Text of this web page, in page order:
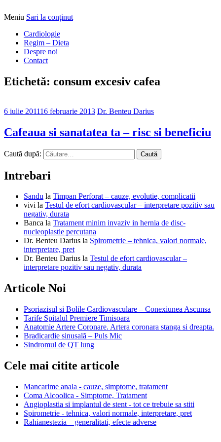
DrBendo.ro
Alimentatia sa iti fie medicatia
Meniu Sari la conținut
Cardiologie
Regim – Dieta
Despre noi
Contact
Etichetă: consum excesiv cafea
6 iulie 201116 februarie 2013 Dr. Benteu Darius
Cafeaua si sanatatea ta – risc si beneficiu
Caută după:
Intrebari
Sandu la Timpan Perforat – cauze, evolutie, complicatii
vivi la Testul de efort cardiovascular – interpretare pozitiv sau
negativ, durata
Banca la Tratament minim invaziv in hernia de disc-
nucleoplastie percutana
Dr. Benteu Darius la Spirometrie – tehnica, valori normale,
interpretare, pret
Dr. Benteu Darius la Testul de efort cardiovascular –
interpretare pozitiv sau negativ, durata
Articole Noi
Psoriazisul si Bolile Cardiovasculare – Conexiunea Ascunsa
Tarife Spitalul Premiere Timisoara
Anatomie Artere Coronare. Artera coronara stanga si dreapta.
Bradicardie sinusală – Puls Mic
Sindromul de QT lung
Cele mai citite articole
Mancarime anala - cauze, simptome, tratament
Coma Alcoolica - Simptome, Tratament
Angioplastia si implantul de stent - tot ce trebuie sa stiti
Spirometrie - tehnica, valori normale, interpretare, pret
Rahianestezia – generalitati, efecte adverse